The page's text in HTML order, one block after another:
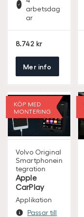
arbetsdag
ar
8.742 S
Mer info
KÖP MED
MONTERING
Volvo Original
Smartphonein
tegration
Apple
CarPlay
Applikation
Passar till